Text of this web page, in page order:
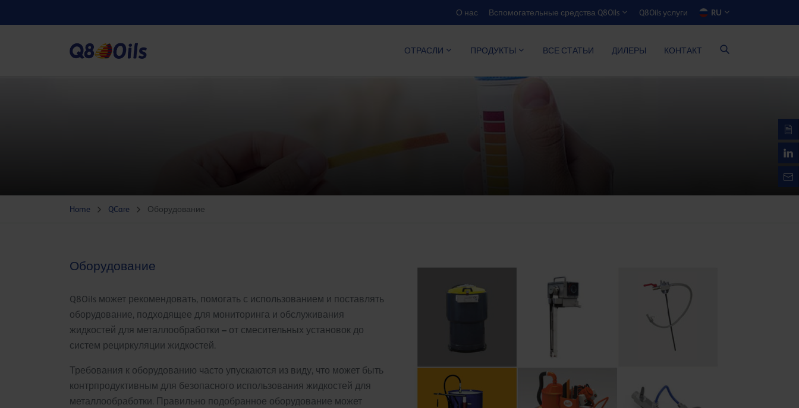
О нас Вспомогательные средства Q8Oils Q8Oils услуги RU
ОТРАСЛИ ПРОДУКТЫ ВСЕ СТАТЬИ ДИЛЕРЫ КОНТАКТ
Home QCare Оборудование
Оборудование
Q8Oils может рекомендовать, помогать с использованием и поставлять
оборудование, подходящее для мониторинга и обслуживания
жидкостей для металлообработки – от смесительных установок до
систем рециркуляции жидкостей.
Требования к оборудованию часто упускаются из виду, что может быть
контрпродуктивным для безопасного использования жидкостей для
металлообработки. Правильно подобранное оборудование может